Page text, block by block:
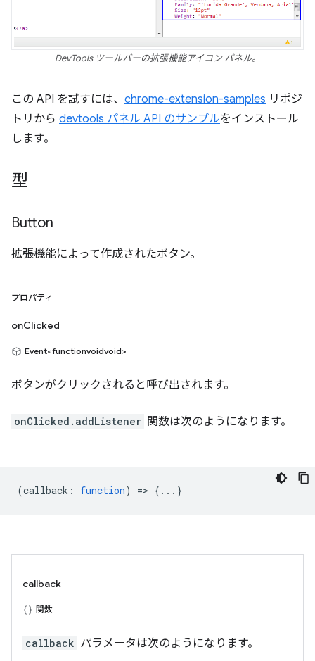
DevTools ツールバーの拡張機能アイコン パネル。
この API を試すには、 chrome-extension-samples リポジ
トリから devtools パネル API のサンプルをインストール
します。
型
Button
拡張機能によって作成されたボタン。
プロパティ
onClicked
Event<functionvoidvoid>
ボタンがクリックされると呼び出されます。
onClicked.addListener 関数は次のようになります。
(callback : function) => {...}
callback
関数
callback パラメータは次のようになります。